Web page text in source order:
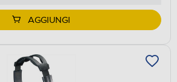
AGGIUNGI